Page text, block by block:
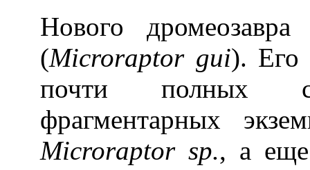
Нового
(Microraptor gui). Его
почти полных
фрагментарных
Microraptor sp., а